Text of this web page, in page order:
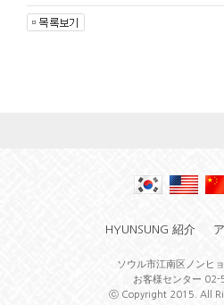
HYUNSUNG 紹介
ソウル市江南区ノンヒ
お客様センター
ⓒ Copyright 2015. All